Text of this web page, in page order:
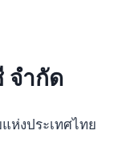
จำกัด
ห่งประเทศไทย